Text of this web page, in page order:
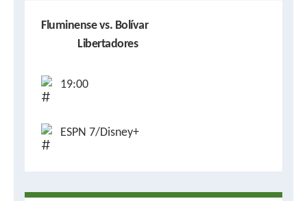
Fluminense vs. Bolívar
Libertadores
19:00
ESPN 7/Disney+